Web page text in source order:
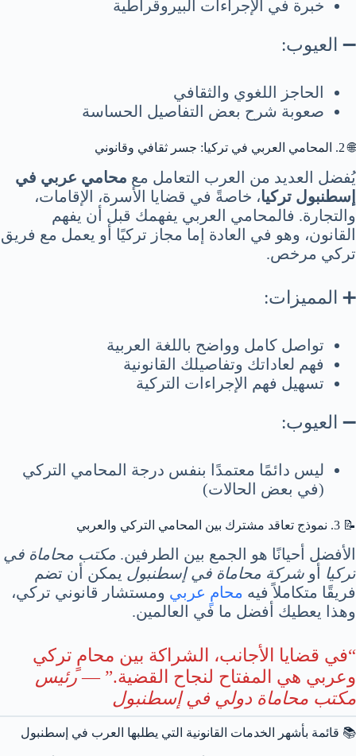
خبرة في الإجراءات البيروقراطية
➖ العيوب:
الحاجز اللغوي والثقافي
صعوبة شرح بعض التفاصيل الحساسة
🌐 2. المحامي العربي في تركيا: جسر ثقافي وقانوني
يُفضل العديد من العرب التعامل مع محامي عربي في
إسطنبول تركيا، خاصةً في قضايا الأسرة، الإقامات،
والتجارة. فالمحامي العربي يفهمك قبل أن يفهم
القانون، وهو في العادة إما مجاز تركيًا أو يعمل مع فريق
تركي مرخص.
➕ المميزات:
تواصل كامل وواضح باللغة العربية
فهم لعاداتك وتفاصيلك القانونية
تسهيل فهم الإجراءات التركية
➖ العيوب:
ليس دائمًا معتمدًا بنفس درجة المحامي التركي
(في بعض الحالات)
📝 3. نموذج تعاقد مشترك بين المحامي التركي والعربي
الأفضل أحيانًا هو الجمع بين الطرفين. مكتب محاماة في
تركيا أو شركة محاماة في إسطنبول يمكن أن تضم
فريقًا متكاملاً فيه محامٍ عربي ومستشار قانوني تركي،
وهذا يعطيك أفضل ما في العالمين.
“في قضايا الأجانب، الشراكة بين محامٍ تركي
وعربي هي المفتاح لنجاح القضية.” —رئيس
مكتب محاماة دولي في إسطنبول
📚 قائمة بأشهر الخدمات القانونية التي يطلبها العرب في إسطنبول